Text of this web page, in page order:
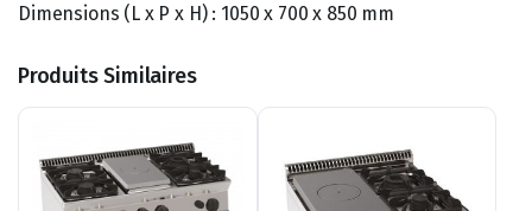
Dimensions (L x P x H) : 1050 x 700 x 850 mm
Produits Similaires